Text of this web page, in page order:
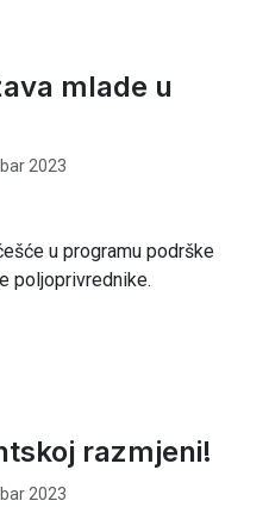
mlade u
2023
u programu podrške
poljoprivrednike.
razmjeni!
2023